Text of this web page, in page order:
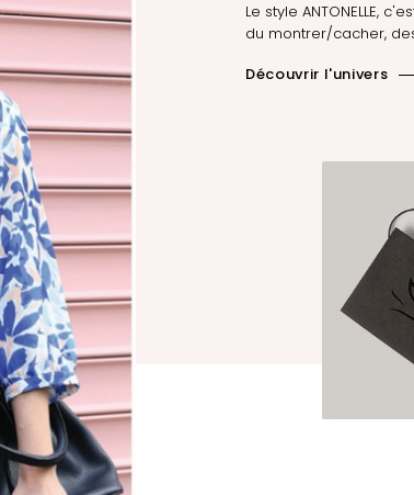
Le style ANTONELLE,
du montrer/cacher,
Découvrir l'univers